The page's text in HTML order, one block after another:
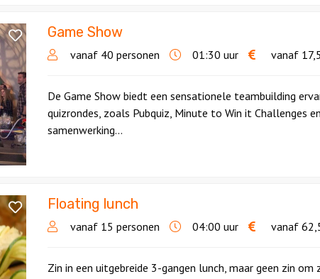
Game Show
vanaf 40 personen 01:30 uur vanaf
De Game Show biedt een sensationele teambuilding
quizrondes, zoals Pubquiz, Minute to Win it Challenges
samenwerking...
Floating lunch
vanaf 15 personen 04:00 uur vanaf
Zin in een uitgebreide 3-gangen lunch, maar geen zin